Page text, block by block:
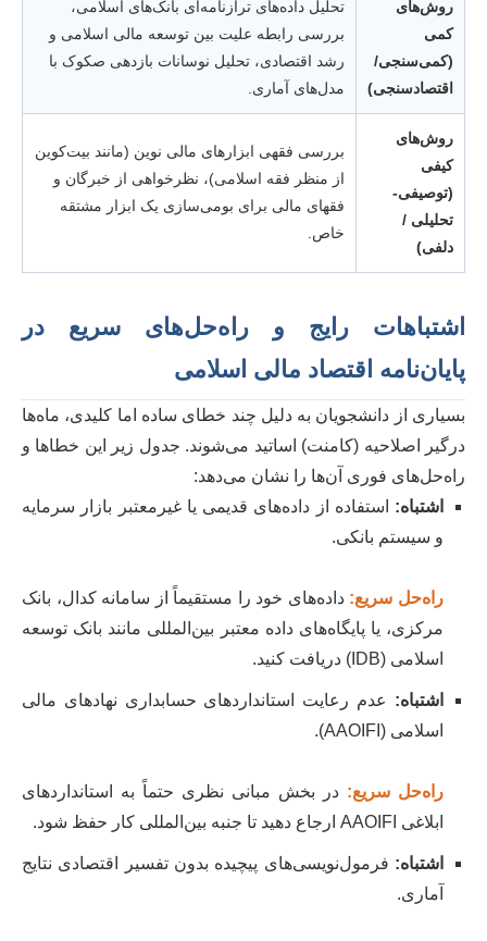
روش‌های
کمی
(کمی‌سنجی/
اقتصادسنجی)
تحلیل داده‌های ترازنامه‌ای بانک‌های اسلامی،
بررسی رابطه علیت بین توسعه مالی اسلامی و
رشد اقتصادی، تحلیل نوسانات بازدهی صکوک با
مدل‌های آماری.
روش‌های
کیفی
(توصیفی-
تحلیلی /
دلفی)
بررسی فقهی ابزارهای مالی نوین (مانند بیت‌کوین
از منظر فقه اسلامی)، نظرخواهی از خبرگان و
فقهای مالی برای بومی‌سازی یک ابزار مشتقه
خاص.
اشتباهات رایج و راه‌حل‌های سریع در
پایان‌نامه اقتصاد مالی اسلامی
بسیاری از دانشجویان به دلیل چند خطای ساده اما کلیدی، ماه‌ها
درگیر اصلاحیه (کامنت) اساتید می‌شوند. جدول زیر این خطاها و
راه‌حل‌های فوری آن‌ها را نشان می‌دهد:
اشتباه: استفاده از داده‌های قدیمی یا غیرمعتبر بازار سرمایه
و سیستم بانکی.
راه‌حل سریع: داده‌های خود را مستقیماً از سامانه کدال، بانک
مرکزی، یا پایگاه‌های داده معتبر بین‌المللی مانند بانک توسعه
اسلامی (IDB) دریافت کنید.
اشتباه: عدم رعایت استانداردهای حسابداری نهادهای مالی
اسلامی (AAOIFI).
راه‌حل سریع: در بخش مبانی نظری حتماً به استانداردهای
ابلاغی AAOIFI ارجاع دهید تا جنبه بین‌المللی کار حفظ شود.
اشتباه: فرمول‌نویسی‌های پیچیده بدون تفسیر اقتصادی نتایج
آماری.